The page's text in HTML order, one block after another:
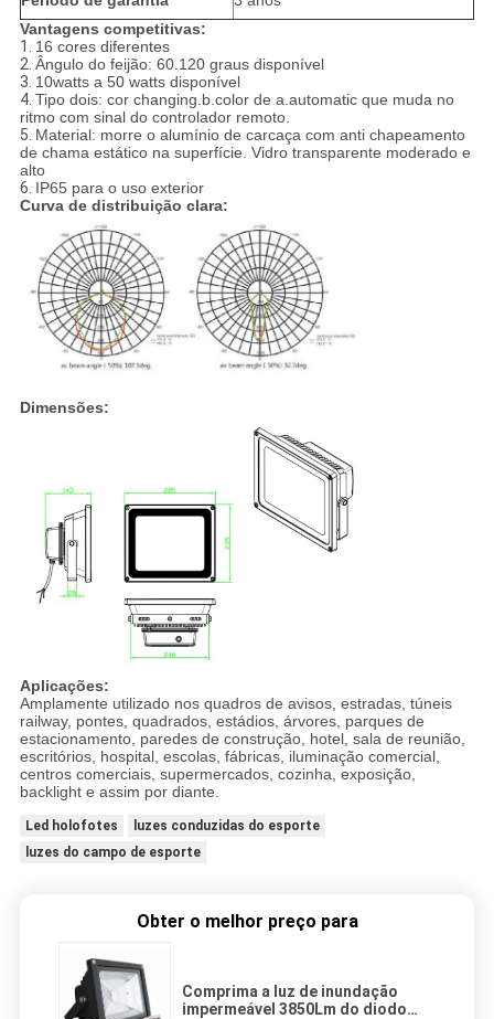
Vantagens competitivas:
1. 16 cores diferentes
2. Ângulo do feijão: 60.120 graus disponível
3. 10watts a 50 watts disponível
4. Tipo dois: cor changing.b.color de a.automatic que muda no
ritmo com sinal do controlador remoto.
5. Material: morre o alumínio de carcaça com anti chapeamento
de chama estático na superfície. Vidro transparente moderado e
alto
6. IP65 para o uso exterior
Curva de distribuição clara:
Dimensões:
Aplicações:
Amplamente utilizado nos quadros de avisos, estradas, túneis
railway, pontes, quadrados, estádios, árvores, parques de
estacionamento, paredes de construção, hotel, sala de reunião,
escritórios, hospital, escolas, fábricas, iluminação comercial,
centros comerciais, supermercados, cozinha, exposição,
backlight e assim por diante.
Led holofotes
luzes conduzidas do esporte
luzes do campo de esporte
Obter o melhor preço para
Comprima a luz de inundação
impermeável 3850Lm do diodo